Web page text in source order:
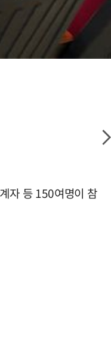
자 등 150여명이 참